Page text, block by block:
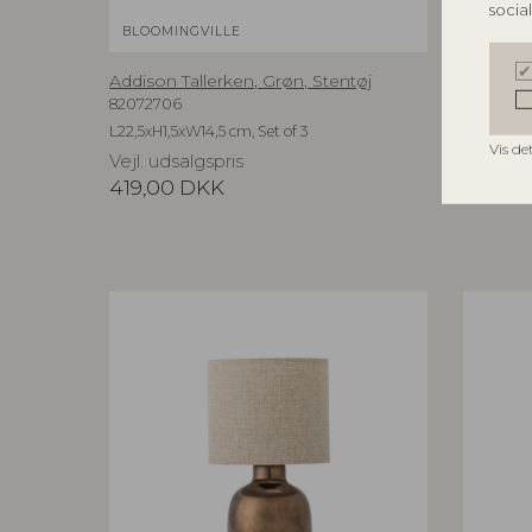
Vis
BLOOMINGVILLE
Addison Tallerken, Grøn, Stentøj
82072706
L22,5xH1,5xW14,5 cm, Set of 3
Vejl. udsalgspris
419,00 DKK
82073102
Vejl.